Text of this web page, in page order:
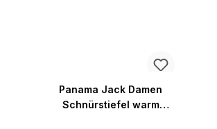
Panama Jack Damen
Schnürstiefel warm